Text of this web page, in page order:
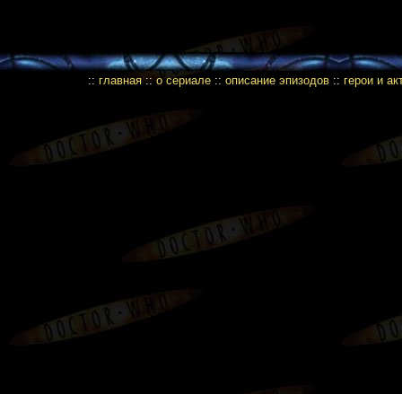
:: главная :: о сериале :: описание эпизодов :: герои и